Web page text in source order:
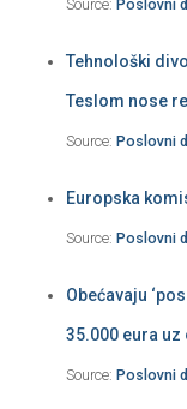
Source: Poslovni
Tehnološki
Teslom nose
Source: Poslovni
Europska
Source: Poslovni
Obećavaju
35.000 eura
Source: Poslovni